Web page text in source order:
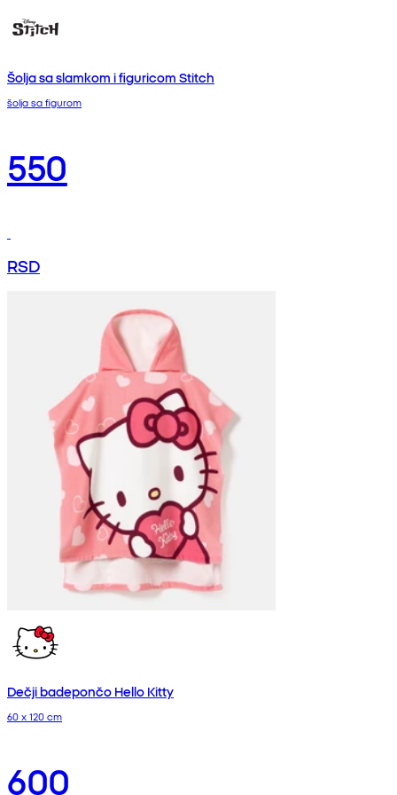
Šolja sa slamkom i figuricom Stitch
šolja sa figurom
550
RSD
Dečji badepončo Hello Kitty
60 x 120 cm
600